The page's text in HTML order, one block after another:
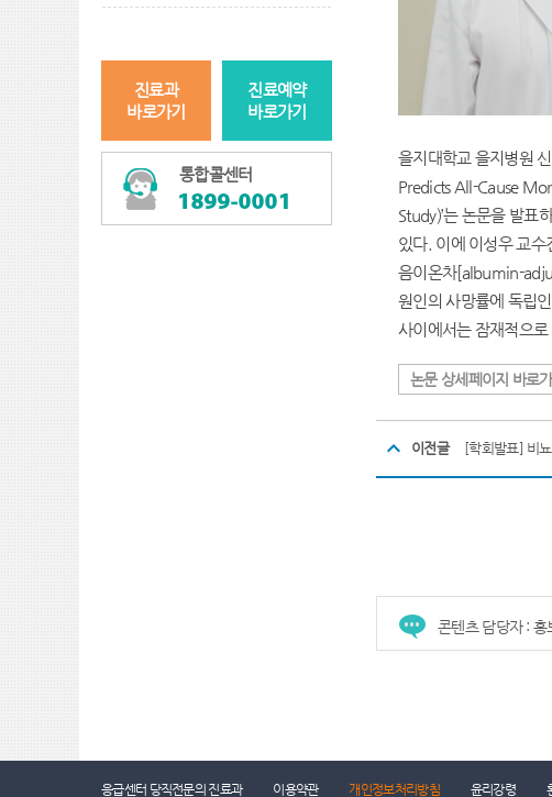
진료과
바로가기
진료예약
바로가기
통합콜센터
을지대학교 을지병원
Predicts All-Cause
Study)’는 논문을 발표
있다. 이에 이성우 교
음이온차[ albumin-
원인의 사망률에 독립
사이에서는 잠재적으
논문 상세페이지 바로가
이전글 [학회발표] 비
콘텐츠 담당자 : 홍
응급센터 당직전문의 진료과 이용약관 개인정보처리방침 윤리강령